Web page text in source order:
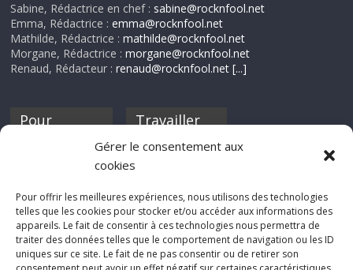
Gérer le consentement aux
cookies
Pour offrir les meilleures expériences, nous utilisons des technologies
telles que les cookies pour stocker et/ou accéder aux informations des
appareils. Le fait de consentir à ces technologies nous permettra de
traiter des données telles que le comportement de navigation ou les ID
uniques sur ce site. Le fait de ne pas consentir ou de retirer son
Sabine, Rédactrice en chef : sabine@rocknfool.net
Emma, Rédactrice :emma@rocknfool.net
Mathilde, Rédactrice :mathilde@rocknfool.net
Morgane, Rédactrice :morgane@rocknfool.net
Renaud, Rédacteur :renaud@rocknfool.net [...]
Pour
discothèque
Travailler
Si tu souhaites
Rocknfool, n'hésite
pas à nous envoyer
tes chroniques de
concerts, de films,
séries ou des billets